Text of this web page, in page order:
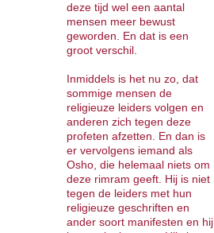
deze tijd wel een aantal
mensen meer bewust
geworden. En dat is een
groot verschil.
Inmiddels is het nu zo, dat
sommige mensen de
religieuze leiders volgen en
anderen zich tegen deze
profeten afzetten. En dan is
er vervolgens iemand als
Osho, die helemaal niets om
deze rimram geeft. Hij is niet
tegen de leiders met hun
religieuze geschriften en
ander soort manifesten en hij